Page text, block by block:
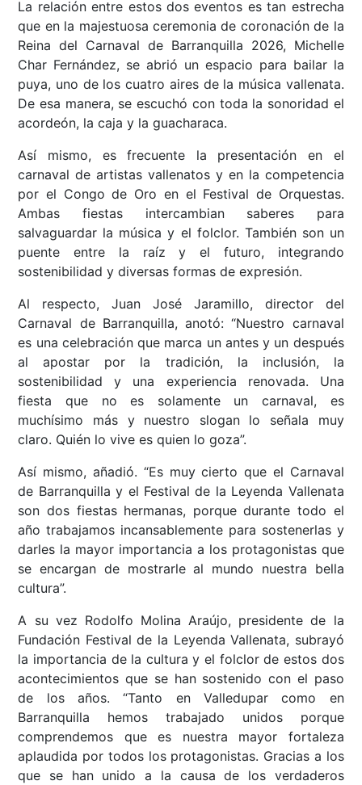
La relación entre estos dos eventos es tan estrecha
que en la majestuosa ceremonia de coronación de la
Reina del Carnaval de Barranquilla 2026, Michelle
Char Fernández, se abrió un espacio para bailar la
puya, uno de los cuatro aires de la música vallenata.
De esa manera, se escuchó con toda la sonoridad el
acordeón, la caja y la guacharaca.
Así mismo, es frecuente la presentación en el
carnaval de artistas vallenatos y en la competencia
por el Congo de Oro en el Festival de Orquestas.
Ambas fiestas intercambian saberes para
salvaguardar la música y el folclor. También son un
puente entre la raíz y el futuro, integrando
sostenibilidad y diversas formas de expresión.
Al respecto, Juan José Jaramillo, director del
Carnaval de Barranquilla, anotó: “Nuestro carnaval
es una celebración que marca un antes y un después
al apostar por la tradición, la inclusión, la
sostenibilidad y una experiencia renovada. Una
fiesta que no es solamente un carnaval, es
muchísimo más y nuestro slogan lo señala muy
claro. Quién lo vive es quien lo goza”.
Así mismo, añadió. “Es muy cierto que el Carnaval
de Barranquilla y el Festival de la Leyenda Vallenata
son dos fiestas hermanas, porque durante todo el
año trabajamos incansablemente para sostenerlas y
darles la mayor importancia a los protagonistas que
se encargan de mostrarle al mundo nuestra bella
cultura”.
A su vez Rodolfo Molina Araújo, presidente de la
Fundación Festival de la Leyenda Vallenata, subrayó
la importancia de la cultura y el folclor de estos dos
acontecimientos que se han sostenido con el paso
de los años. “Tanto en Valledupar como en
Barranquilla hemos trabajado unidos porque
comprendemos que es nuestra mayor fortaleza
aplaudida por todos los protagonistas. Gracias a los
que se han unido a la causa de los verdaderos